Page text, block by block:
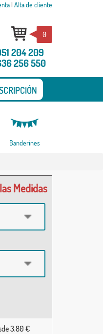
| Alta de cliente
0
204 209
256 550
Banderines
Medidas
3,80 €